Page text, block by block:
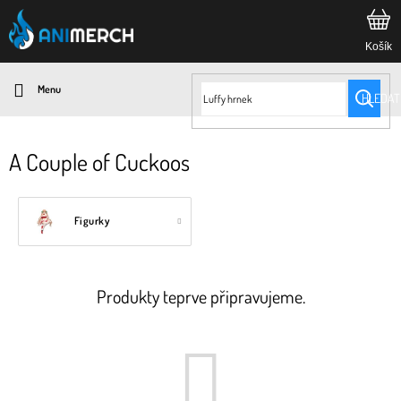
Přejít
na
obsah
HLEDAT
A Couple of Cuckoos
Figurky
Produkty teprve připravujeme.